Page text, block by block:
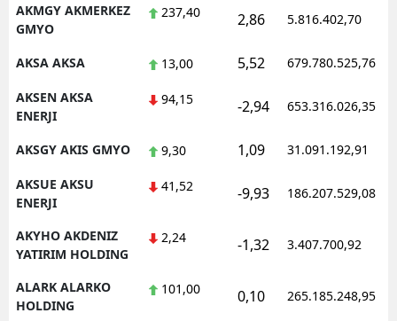
Ordu
Sinop
Sivas
AKMGY AKMERKEZ
GMYO
237,40 2,86 5.816.402,70
AKSA AKSA 13,00 5,52 679.780.525,76
AKSEN AKSA
ENERJI
94,15 -2,94 653.316.026,35
AKSGY AKIS GMYO 9,30 1,09 31.091.192,91
AKSUE AKSU
ENERJI
41,52 -9,93 186.207.529,08
AKYHO AKDENIZ
YATIRIM HOLDING
2,24 -1,32 3.407.700,92
ALARK ALARKO
HOLDING
101,00 0,10 265.185.248,95